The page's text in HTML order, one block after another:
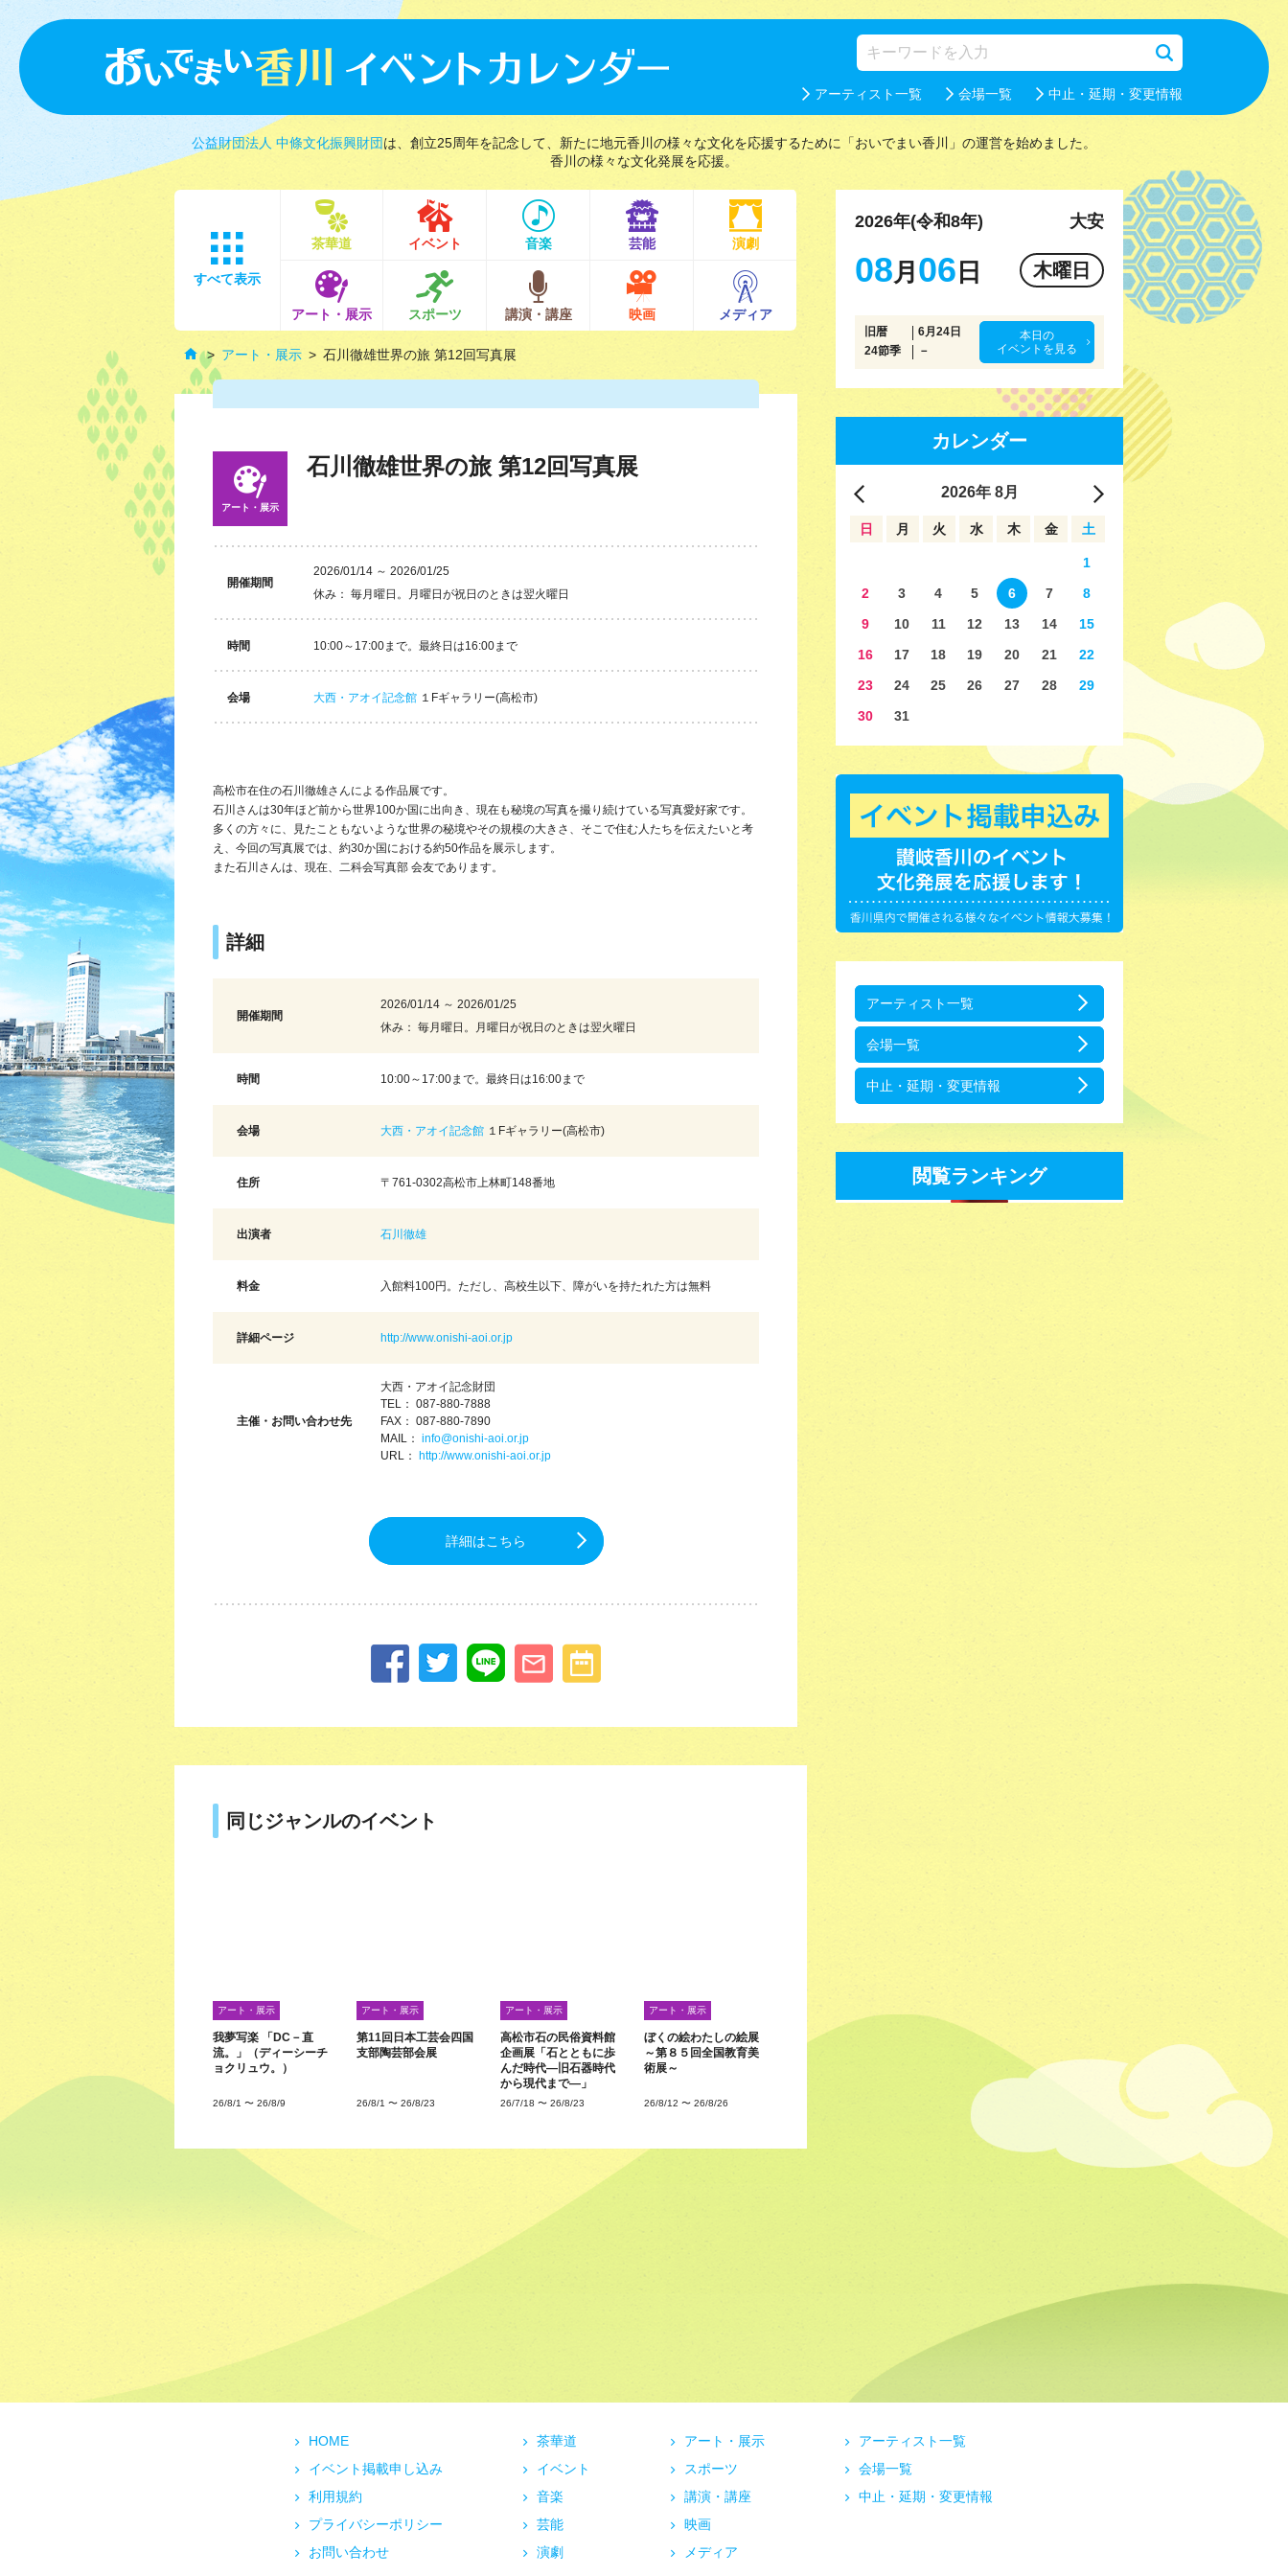
アーティスト一覧 会場一覧 中止・延期・変更情報
公益財団法人 中條文化振興財団は、創立25周年を記念して、新たに地元香川の様々な文化を応援するために「おいでまい香川」の運営を始めました。
香川の様々な文化発展を応援。
すべて表示
茶華道 イベント 音楽 芸能 演劇
アート・展示 スポーツ 講演・講座 映画 メディア
アート・展示 石川徹雄世界の旅 第12回写真展
アート・展示
石川徹雄世界の旅 第12回写真展
開催期間
2026/01/14 ～ 2026/01/25
休み： 毎月曜日。月曜日が祝日のときは翌火曜日
時間 10:00～17:00まで。最終日は16:00まで
会場 大西・アオイ記念館 １Fギャラリー(高松市)
高松市在住の石川徹雄さんによる作品展です。
石川さんは30年ほど前から世界100か国に出向き、現在も秘境の写真を撮り続けている写真愛好家です。
多くの方々に、見たこともないような世界の秘境やその規模の大きさ、そこで住む人たちを伝えたいと考
え、今回の写真展では、約30か国における約50作品を展示します。
また石川さんは、現在、二科会写真部 会友であります。
詳細
開催期間
2026/01/14 ～ 2026/01/25
休み： 毎月曜日。月曜日が祝日のときは翌火曜日
時間 10:00～17:00まで。最終日は16:00まで
会場 大西・アオイ記念館 １Fギャラリー(高松市)
住所 〒761-0302高松市上林町148番地
出演者 石川徹雄
料金 入館料100円。ただし、高校生以下、障がいを持たれた方は無料
詳細ページ http://www.onishi-aoi.or.jp
主催・お問い合わせ先
大西・アオイ記念財団
TEL： 087-880-7888
FAX： 087-880-7890
MAIL： info@onishi-aoi.or.jp
URL： http://www.onishi-aoi.or.jp
詳細はこちら
同じジャンルのイベント
アート・展示
我夢写楽 「DC－直
流。」（ディーシーチ
ョクリュウ。）
26/8/1 〜 26/8/9
アート・展示
第11回日本工芸会四国
支部陶芸部会展
26/8/1 〜 26/8/23
アート・展示
高松市石の民俗資料館
企画展「石とともに歩
んだ時代―旧石器時代
から現代まで―」
26/7/18 〜 26/8/23
アート・展示
ぼくの絵わたしの絵展
～第８５回全国教育美
術展～
26/8/12 〜 26/8/26
2026年(令和8年) 大安
08月 06 日 木曜日
旧暦
6月24日
24節季
－
本日の
イベントを見る
カレンダー
2026年 8月
日 月 火 水 木 金 土
1
2
3 4 5 6 7
8
9
10 11 12 13 14
15
16
17 18 19 20 21
22
23
24 25 26 27 28
29
30
31
アーティスト一覧
会場一覧
中止・延期・変更情報
閲覧ランキング
HOME
イベント掲載申し込み
利用規約
プライバシーポリシー
お問い合わせ
茶華道
イベント
音楽
芸能
演劇
アート・展示
スポーツ
講演・講座
映画
メディア
アーティスト一覧
会場一覧
中止・延期・変更情報